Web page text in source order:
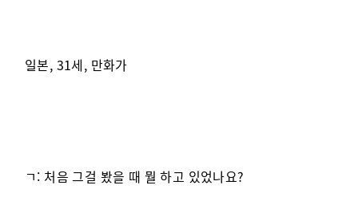
일본, 31세, 만화가
ㄱ: 처음 그걸 봤을 때 뭘 하고 있었나요?